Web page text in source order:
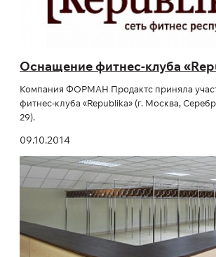
Оснащение фитнес-клуба
Компания ФОРМАН Продактс приняла
фитнес-клуба «Republika» (г. Москва,
29).
09.10.2014